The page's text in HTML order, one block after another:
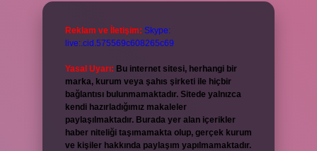
Reklam ve İletişim: Skype:
live:.cid.575569c608265c69
Yasal Uyarı: Bu internet sitesi, herhangi bir
marka, kurum veya şahıs şirketi ile hiçbir
bağlantısı bulunmamaktadır. Sitede yalnızca
kendi hazırladığımız makaleler
paylaşılmaktadır. Burada yer alan içerikler
haber niteliği taşımamakta olup, gerçek kurum
ve kişiler hakkında paylaşım yapılmamaktadır.